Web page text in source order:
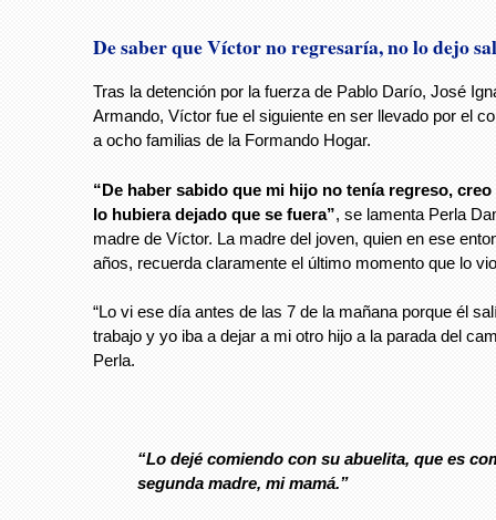
De saber que Víctor no regresaría, no lo dejo
Tras la detención por la fuerza de Pablo Darío, José
Armando, Víctor fue el siguiente en ser llevado por el
a ocho familias de la Formando Hogar.
“De haber sabido que mi hijo no tenía regreso, creo
lo hubiera dejado que se fuera”, se lamenta Perla
madre de Víctor. La madre del joven, quien en ese
años, recuerda claramente el último momento que lo
“Lo vi ese día antes de las 7 de la mañana porque él
trabajo y yo iba a dejar a mi otro hijo a la parada del
Perla.
“Lo dejé comiendo con su abuelita, que es
segunda madre, mi mamá.”